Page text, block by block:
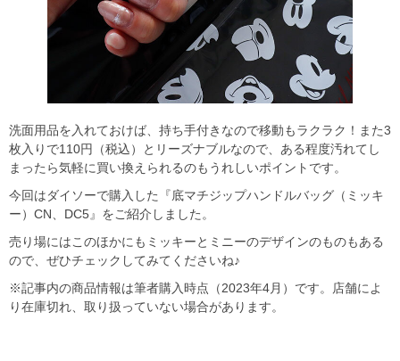
洗面用品を入れておけば、持ち手付きなので移動もラクラク！また3
枚入りで110円（税込）とリーズナブルなので、ある程度汚れてし
まったら気軽に買い換えられるのもうれしいポイントです。
今回はダイソーで購入した『底マチジップハンドルバッグ（ミッキ
ー）CN、DC5』をご紹介しました。
売り場にはこのほかにもミッキーとミニーのデザインのものもある
ので、ぜひチェックしてみてくださいね♪
※記事内の商品情報は筆者購入時点（2023年4月）です。店舗によ
り在庫切れ、取り扱っていない場合があります。